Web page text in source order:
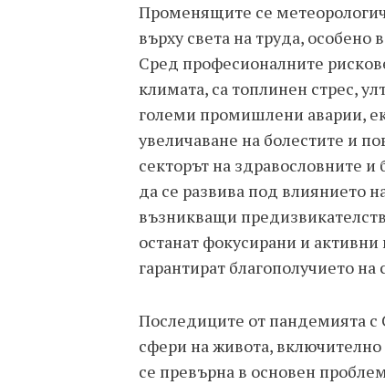
Променящите се
върху света на труда, особено
Сред професионалните
климата, са топлинен стрес,
големи промишлени аварии,
увеличаване на болестите и
секторът на здравословните
да се развива под влиянието
възникващи
останат фокусирани и
гарантират благополучието на
Последиците от пандемията с
сфери на живота, включително
се превърна в основен